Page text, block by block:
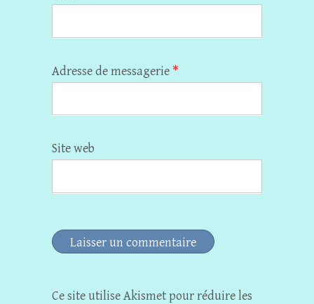
Adresse de messagerie *
Site web
Ce site utilise Akismet pour réduire les